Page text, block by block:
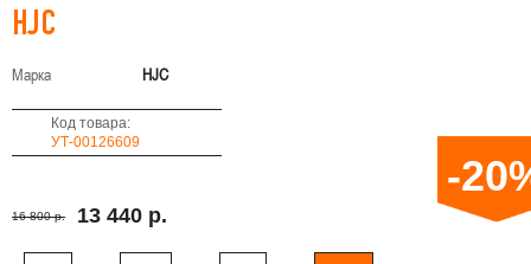
HJC
Марка HJC
Код товара:
УТ-00126609
16 800 р. 13 440 р.
-